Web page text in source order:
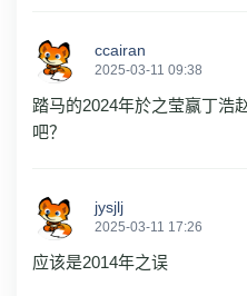
ccairan
2025-03-11 09:38
踏马的2024年於之莹赢丁浩
吧？
jysjlj
2025-03-11 17:26
应该是2014年之误